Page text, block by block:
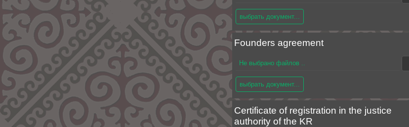
выбрать документ...
Founders agreement
Не выбрано файлов ..
выбрать документ...
Certificate of registration in the justice
authority of the KR